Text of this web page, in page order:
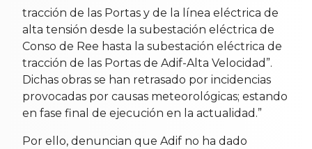
tracción de las Portas y de la línea eléctrica de
alta tensión desde la subestación eléctrica de
Conso de Ree hasta la subestación eléctrica de
tracción de las Portas de Adif-Alta Velocidad”.
Dichas obras se han retrasado por incidencias
provocadas por causas meteorológicas; estando
en fase final de ejecución en la actualidad.”
Por ello, denuncian que Adif no ha dado